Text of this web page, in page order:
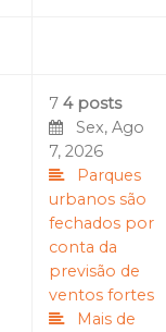
7 4 posts
Sex, Ago
7, 2026
Parques
urbanos são
fechados por
conta da
previsão de
ventos fortes
Mais de